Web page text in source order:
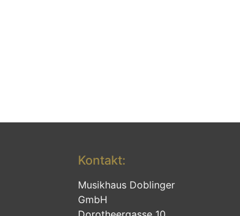
Kontakt:
Musikhaus Doblinger
GmbH